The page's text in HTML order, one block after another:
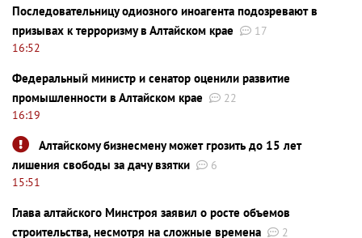
Последовательницу одиозного иноагента подозревают в
призывах к терроризму в Алтайском крае
17
16:52
Федеральный министр и сенатор оценили развитие
промышленности в Алтайском крае
22
16:19
Алтайскому бизнесмену может грозить до 15 лет
лишения свободы за дачу взятки
6
15:51
Глава алтайского Минстроя заявил о росте объемов
строительства, несмотря на сложные времена
2